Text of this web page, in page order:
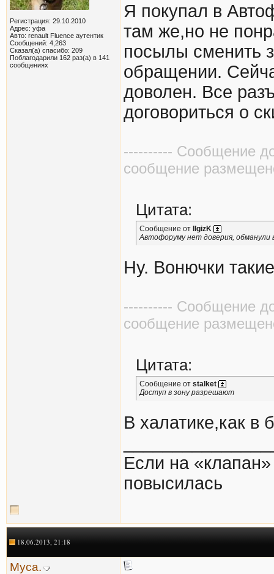
Регистрация: 29.10.2010
Адрес: уфа
Авто: renault Fluence аутентик
Сообщений: 4,263
Сказал(а) спасибо: 209
Поблагодарили 162 раз(а) в 141
сообщениях
Я покупал в
там же,но не
посылы сменить
обращении.
доволен. Все
договориться о
---------- Сообщение
сообщение
Цитата:
Сообщение от IlgizK
Автофоруму нет доверия, обманули
Ну. Вонючки
---------- Сообщение
сообщение
Цитата:
Сообщение от stalket
Доступ в зону разрешают
В халатике,как в
Если на «клапан»
повысилась
18.06.2013, 21:18
Муса.